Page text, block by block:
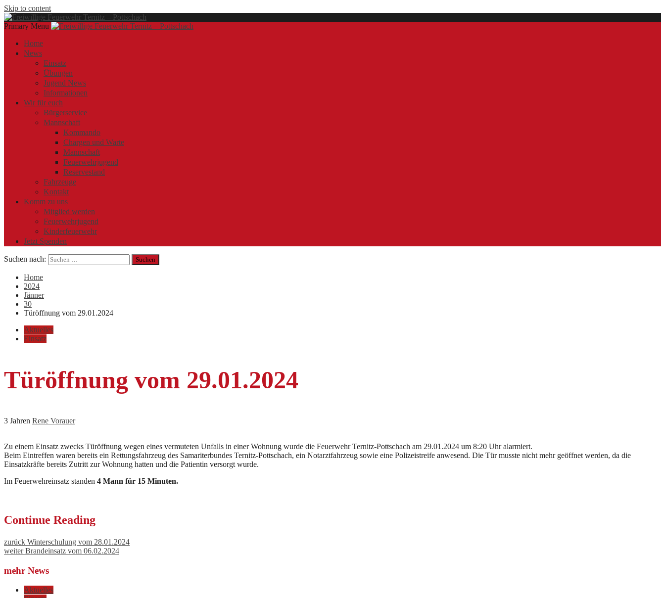
Skip to content
Primary Menu
Freiwillige Feuerwehr Ternitz – Pottschach
Home
News
Einsatz
Übungen
Jugend News
Informationen
Wir für euch
Bürgerservice
Mannschaft
Kommando
Chargen und Warte
Mannschaft
Feuerwehrjugend
Reservestand
Fahrzeuge
Kontakt
Komm zu uns
Mitglied werden
Feuerwehrjugend
Kinderfeuerwehr
Jetzt Spenden
Suchen nach:
Home
2024
Jänner
30
Türöffnung vom 29.01.2024
Aktuelles
Einsatz
Türöffnung vom 29.01.2024
3 Jahren Rene Vorauer
Zu einem Einsatz zwecks Türöffnung wegen eines vermuteten Unfalls in einer Wohnung wurde die Feuerwehr Ternitz-Pottschach am 29.01.2024 um 8:20 Uhr alarmiert.
Beim Eintreffen waren bereits ein Rettungsfahrzeug des Samariterbundes Ternitz-Pottschach, ein Notarztfahrzeug sowie eine Polizeistreife anwesend. Die Tür musste nicht mehr geöffnet werden, da die
Einsatzkräfte bereits Zutritt zur Wohnung hatten und die Patientin versorgt wurde.
Im Feuerwehreinsatz standen 4 Mann für 15 Minuten.
Continue Reading
zurück Winterschulung vom 28.01.2024
weiterBrandeinsatz vom 06.02.2024
mehr News
Aktuelles